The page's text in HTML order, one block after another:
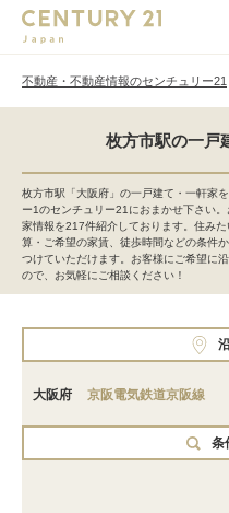
不動産・不動産情報のセンチュリー21
枚方市駅の一戸
枚方市駅「大阪府」の一戸建て・一軒家
ー1のセンチュリー21におまかせ下さい
家情報を217件紹介しております。住み
算・ご希望の家賃、徒歩時間などの条件
つけていただけます。お客様にご希望に
ので、お気軽にご相談ください！
大阪府 京阪電気鉄道京阪線
条